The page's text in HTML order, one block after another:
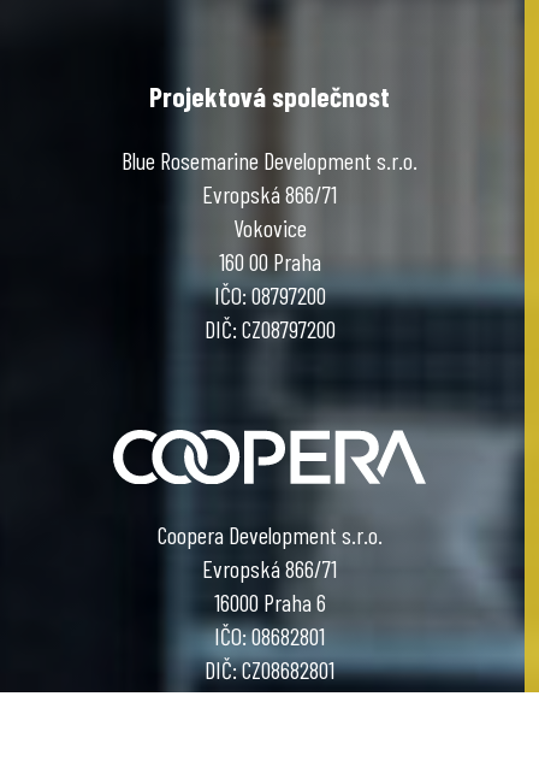
Projektová společnost
Blue Rosemarine Development s.r.o.
Evropská 866/71
Vokovice
160 00 Praha
IČO: 08797200
DIČ: CZ08797200
Coopera Development s.r.o.
Evropská 866/71
16000 Praha 6
IČO: 08682801
DIČ: CZ08682801